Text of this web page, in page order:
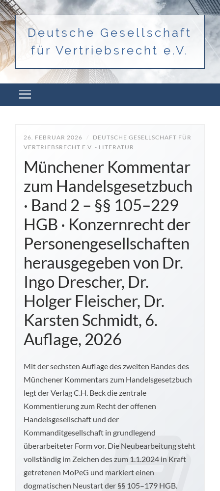
Deutsche Gesellschaft
für Vertriebsrecht e.V.
26. FEBRUAR 2026 /
DEUTSCHE GESELLSCHAFT FÜR
VERTRIEBSRECHT E.V. - LITERATUR
Münchener Kommentar
zum Handelsgesetzbuch
· Band 2 – §§ 105–229
HGB · Konzernrecht der
Personengesellschaften
herausgegeben von Dr.
Ingo Drescher, Dr.
Holger Fleischer, Dr.
Karsten Schmidt, 6.
Auflage, 2026
Mit der sechsten Auflage des zweiten Bandes des
Münchener Kommentars zum Handelsgesetzbuch
legt der Verlag C.H. Beck die zentrale
Kommentierung zum Recht der offenen
Handelsgesellschaft und der
Kommanditgesellschaft in grundlegend
überarbeiteter Form vor. Die Neubearbeitung steht
vollständig im Zeichen des zum 1.1.2024 in Kraft
getretenen MoPeG und markiert einen
dogmatischen Neustart der §§ 105–179 HGB.